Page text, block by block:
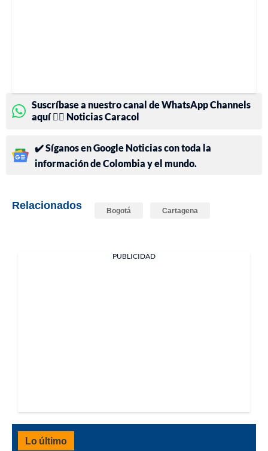
Suscríbase a nuestro canal de WhatsApp Channels
aquí 👉🏻 Noticias Caracol
✔️ Síganos en Google Noticias con toda la
información de Colombia y el mundo.
Relacionados Bogotá Cartagena
PUBLICIDAD
Lo último